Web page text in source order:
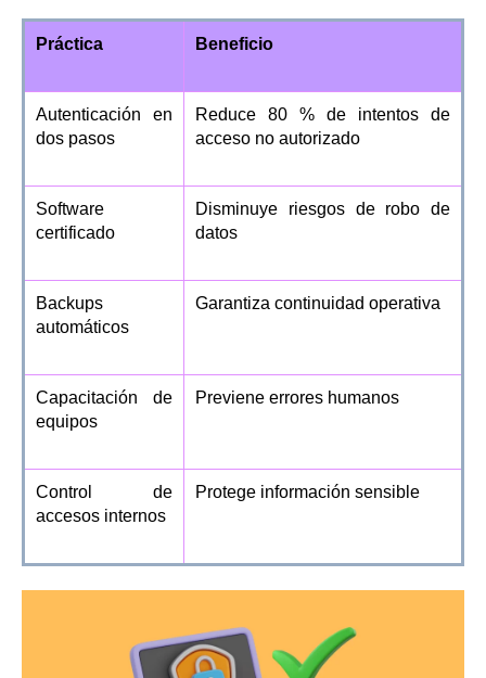
Práctica Beneficio
Autenticación en
dos pasos
Reduce 80 % de intentos de
acceso no autorizado
Software
certificado
Disminuye riesgos de robo de
datos
Backups
automáticos
Garantiza continuidad operativa
Capacitación de
equipos
Previene errores humanos
Control de
accesos internos
Protege información sensible